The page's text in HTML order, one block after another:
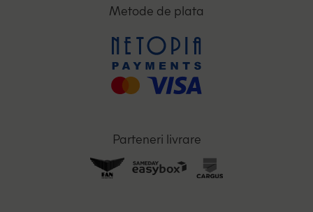
Metode de plata
Parteneri livrare